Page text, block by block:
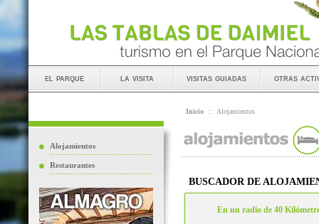
el parque la visita visitas guiadas otras
Alojamientos
Restaurantes
Inicio :: Alojamientos
BUSCADOR DE
En un radio de 40